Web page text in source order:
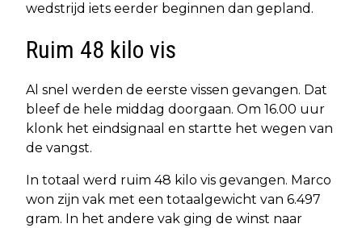
wedstrijd iets eerder beginnen dan gepland.
Ruim 48 kilo vis
Al snel werden de eerste vissen gevangen. Dat
bleef de hele middag doorgaan. Om 16.00 uur
klonk het eindsignaal en startte het wegen van
de vangst.
In totaal werd ruim 48 kilo vis gevangen. Marco
won zijn vak met een totaalgewicht van 6.497
gram. In het andere vak ging de winst naar